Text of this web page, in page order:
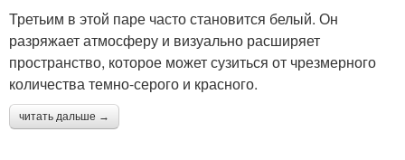
Третьим в этой паре часто становится белый. Он
разряжает атмосферу и визуально расширяет
пространство, которое может сузиться от чрезмерного
количества темно-серого и красного.
читать дальше →